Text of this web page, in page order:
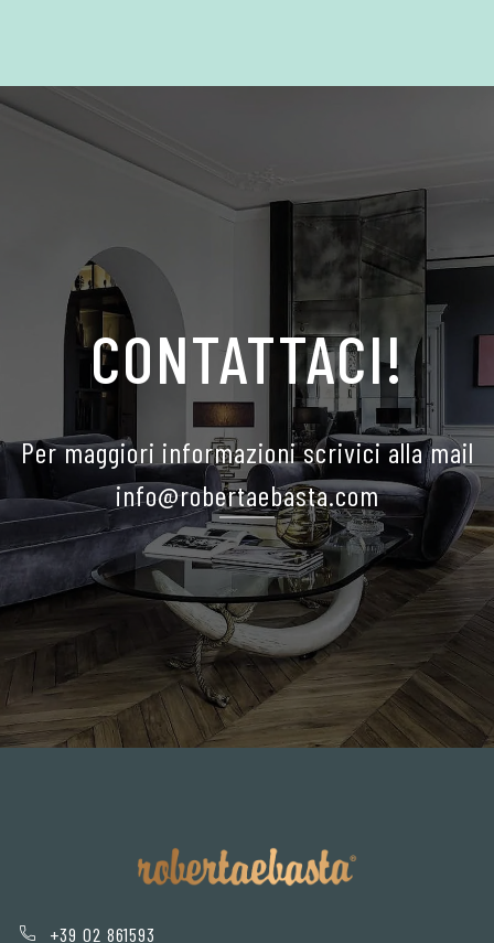
CONTATTACI!
Per maggiori informazioni scrivici alla mail
info@robertaebasta.com
+39 02 861593